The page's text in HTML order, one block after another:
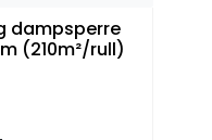
dampsperre
(210m²/rull)